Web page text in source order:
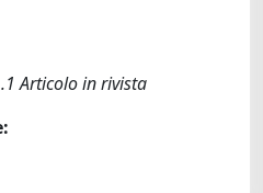
Articolo in rivista